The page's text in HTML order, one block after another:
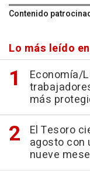
Contenido
Lo más leído
Economía/
más
El Tesoro
agosto con
nueve